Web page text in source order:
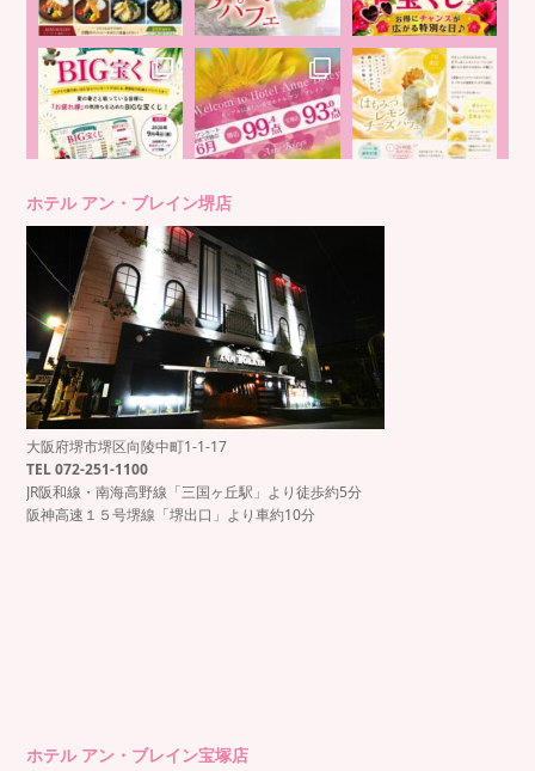
ホテル アン・ブレイン堺店
大阪府堺市堺区向陵中町1-1-17
TEL 072-251-1100
JR阪和線・南海高野線「三国ヶ丘駅」より徒歩約5分
阪神高速１５号堺線「堺出口」より車約10分
ホテル アン・ブレイン宝塚店